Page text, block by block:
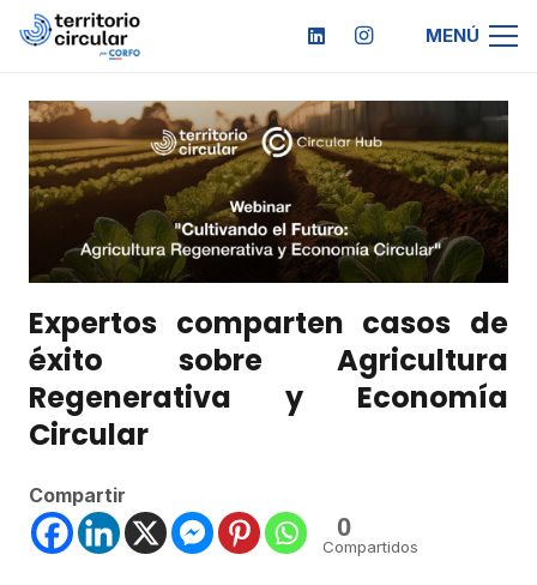
MENÚ
Expertos comparten casos de
éxito sobre Agricultura
Regenerativa y Economía
Circular
Compartir
0
Compartidos